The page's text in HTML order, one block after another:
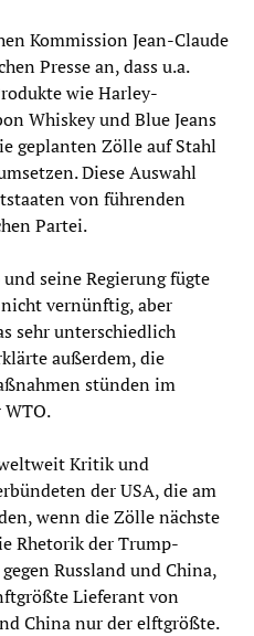
Kommission Jean-Claude
Presse an, dass u.a.
wie Harley-
Whiskey und Blue Jeans
geplanten Zölle auf Stahl
Diese Auswahl
von führenden
Partei.
seine Regierung fügte
vernünftig, aber
sehr unterschiedlich
außerdem, die
stünden im
Kritik und
der USA, die am
wenn die Zölle nächste
Rhetorik der Trump-
Russland und China,
Lieferant von
China nur der elftgrößte.